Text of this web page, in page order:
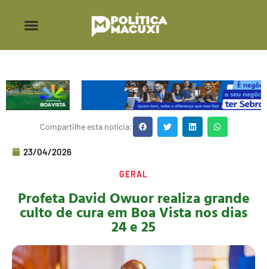
Compartilhe esta notícia:
23/04/2026
GERAL
Profeta David Owuor realiza grande
culto de cura em Boa Vista nos dias
24 e 25